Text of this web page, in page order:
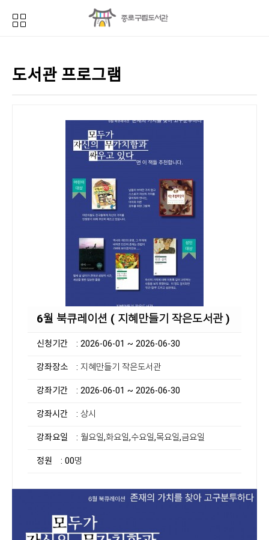
도서관 프로그램
6월 북큐레이션 ( 지혜만들기 작은도서관 )
신청기간 : 2026-06-01 ~ 2026-06-30
강좌장소 : 지혜만들기 작은도서관
강좌기간 : 2026-06-01 ~ 2026-06-30
강좌시간 : 상시
강좌요일 : 월요일,화요일,수요일,목요일,금요일
정원 : 00명